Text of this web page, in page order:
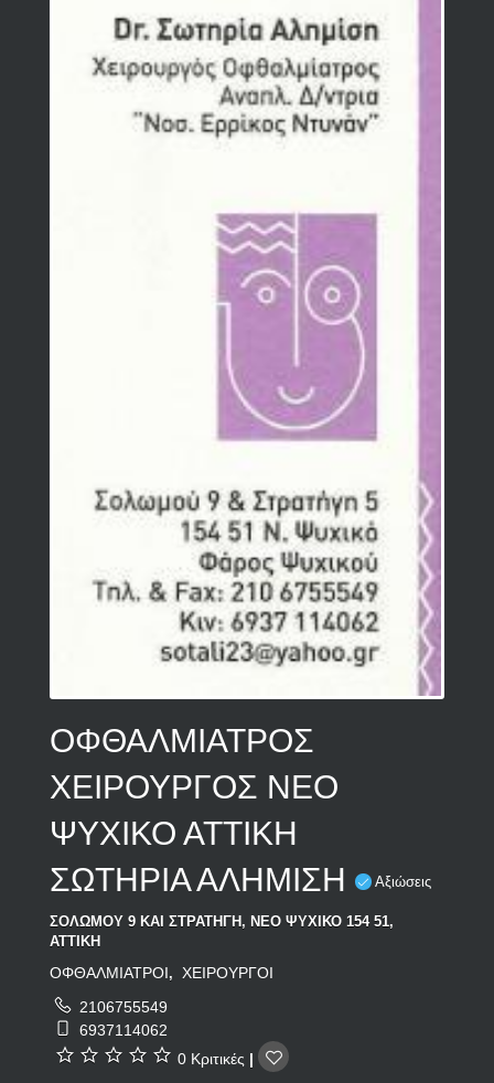
ΟΦΘΑΛΜΙΑΤΡΟΣ
ΧΕΙΡΟΥΡΓΟΣ ΝΕΟ
ΨΥΧΙΚΟ ΑΤΤΙΚΗ
ΣΩΤΗΡΙΑ ΑΛΗΜΙΣΗ
Αξιώσεις
ΣΟΛΩΜΟΥ 9 ΚΑΙ ΣΤΡΑΤΗΓΗ, ΝΕΟ ΨΥΧΙΚΟ 154 51,
ΑΤΤΙΚΗ
ΟΦΘΑΛΜΙΑΤΡΟΙ, ΧΕΙΡΟΥΡΓΟΙ
2106755549
6937114062
0 Κριτικές |